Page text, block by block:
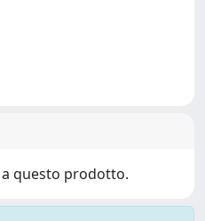
questo prodotto.